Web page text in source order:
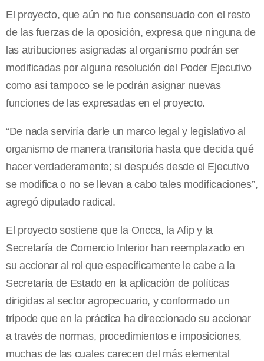
El proyecto, que aún no fue consensuado con el resto
de las fuerzas de la oposición, expresa que ninguna de
las atribuciones asignadas al organismo podrán ser
modificadas por alguna resolución del Poder Ejecutivo
como así tampoco se le podrán asignar nuevas
funciones de las expresadas en el proyecto.
“De nada serviría darle un marco legal y legislativo al
organismo de manera transitoria hasta que decida qué
hacer verdaderamente; si después desde el Ejecutivo
se modifica o no se llevan a cabo tales modificaciones”,
agregó diputado radical.
El proyecto sostiene que la Oncca, la Afip y la
Secretaría de Comercio Interior han reemplazado en
su accionar al rol que específicamente le cabe a la
Secretaría de Estado en la aplicación de políticas
dirigidas al sector agropecuario, y conformado un
trípode que en la práctica ha direccionado su accionar
a través de normas, procedimientos e imposiciones,
muchas de las cuales carecen del más elemental